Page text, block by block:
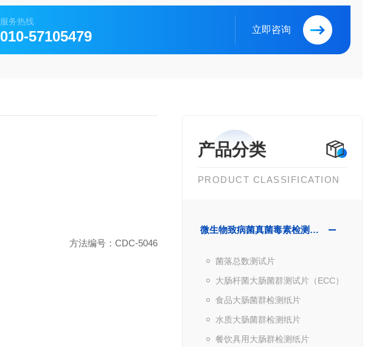
服务热线
010-57105479 立即咨询
产品分类
PRODUCT CLASSIFICATION
微生物致病菌真菌毒素检测产品
菌落总数测试片
大肠杆菌大肠菌群测试片（ECC）
食品大肠菌群检测纸片
水质大肠菌群检测纸片
餐饮具用大肠群检测纸片
方法编号：CDC-5046